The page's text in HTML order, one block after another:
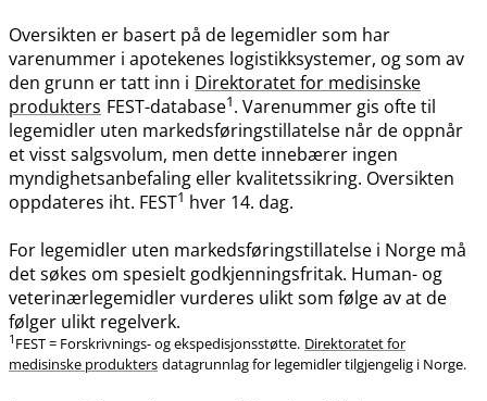
Oversikten er basert på de legemidler som har
varenummer i apotekenes logistikksystemer, og som av
den grunn er tatt inn i Direktoratet for medisinske
produkters FEST-database1. Varenummer gis ofte til
legemidler uten markedsføringstillatelse når de oppnår
et visst salgsvolum, men dette innebærer ingen
myndighetsanbefaling eller kvalitetssikring. Oversikten
oppdateres iht. FEST1 hver 14. dag.
For legemidler uten markedsføringstillatelse i Norge må
det søkes om spesielt godkjenningsfritak. Human- og
veterinærlegemidler vurderes ulikt som følge av at de
følger ulikt regelverk.
1 FEST = Forskrivnings- og ekspedisjonsstøtte. Direktoratet for
medisinske produkters datagrunnlag for legemidler tilgjengelig i Norge.